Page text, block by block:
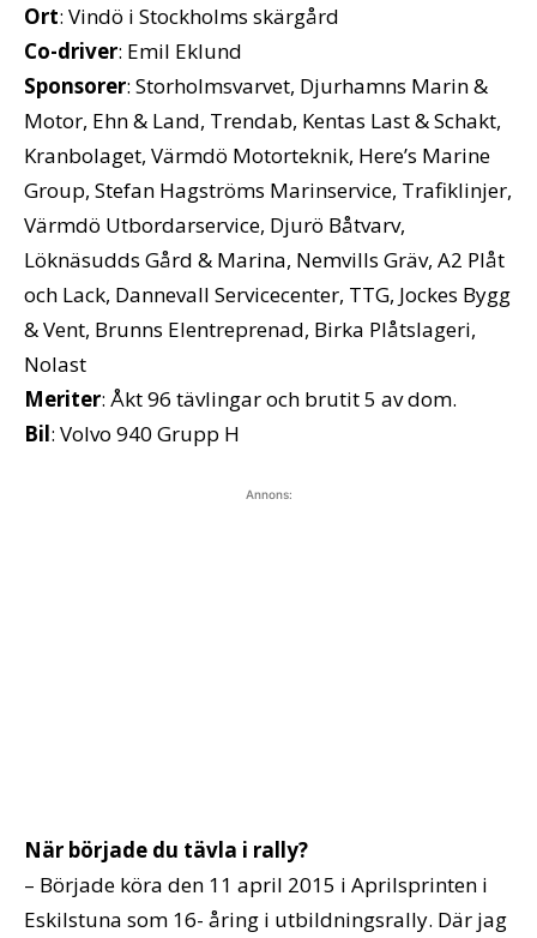
Ort: Vindö i Stockholms skärgård
Co-driver: Emil Eklund
Sponsorer: Storholmsvarvet, Djurhamns Marin &
Motor, Ehn & Land, Trendab, Kentas Last & Schakt,
Kranbolaget, Värmdö Motorteknik, Here’s Marine
Group, Stefan Hagströms Marinservice, Trafiklinjer,
Värmdö Utbordarservice, Djurö Båtvarv,
Löknäsudds Gård & Marina, Nemvills Gräv, A2 Plåt
och Lack, Dannevall Servicecenter, TTG, Jockes Bygg
& Vent, Brunns Elentreprenad, Birka Plåtslageri,
Nolast
Meriter: Åkt 96 tävlingar och brutit 5 av dom.
Bil: Volvo 940 Grupp H
Annons:
När började du tävla i rally?
– Började köra den 11 april 2015 i Aprilsprinten i
Eskilstuna som 16- åring i utbildningsrally. Där jag